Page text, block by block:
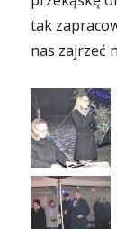
tak
nas zajrzeć